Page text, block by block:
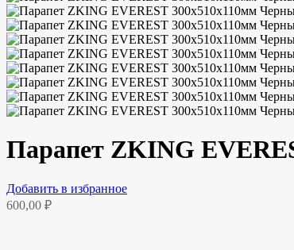
Парапет ZKING
Добавить в избранное
600,00 ₽